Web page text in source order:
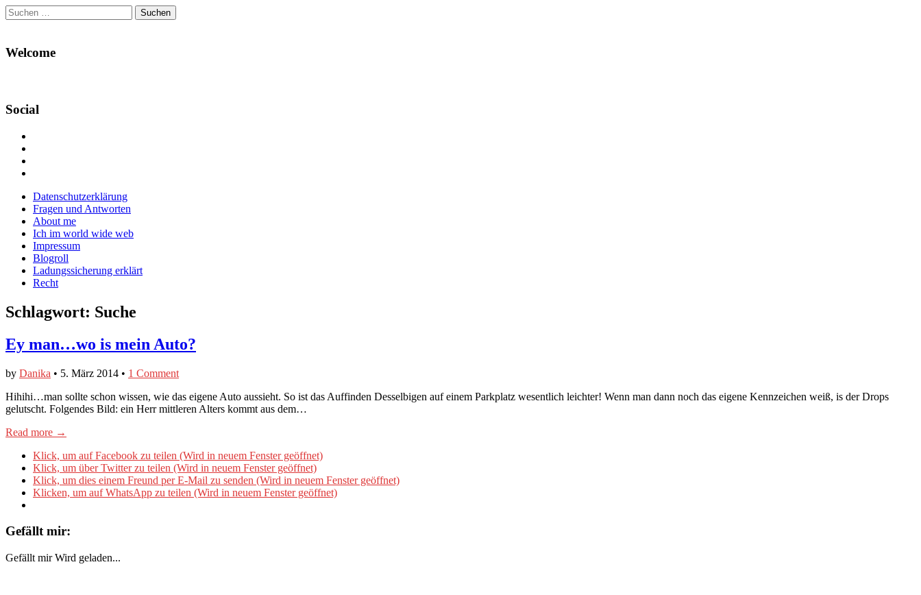
Suchen
nach:
Welcome
Social
Facebook
anzeigen
Twitter
anzeigen
auf
Instagram
anzeigen
Main
menu
Skip
content
Datenschutzerklärung
Fragen und Antworten
About me
Ich im world wide web
Impressum
Blogroll
Ladungssicherung erklärt
Recht
Schlagwort: Suche
Ey man…wo is mein Auto?
by Danika • 5. März 2014 • 1 Comment
Hihihi…man sollte schon wissen, wie das eigene Auto aussieht. So ist das Auffinden Desselbigen auf einem Parkplatz wesentlich leichter! Wenn man dann noch das eigene Kennzeichen weiß, is der Drops
gelutscht. Folgendes Bild: ein Herr mittleren Alters kommt aus dem…
Read more →
Klick, um auf Facebook zu teilen (Wird in neuem Fenster geöffnet)
Klick, um über Twitter zu teilen (Wird in neuem Fenster geöffnet)
Klick, um dies einem Freund per E-Mail zu senden (Wird in neuem Fenster geöffnet)
Klicken, um auf WhatsApp zu teilen (Wird in neuem Fenster geöffnet)
Gefällt mir:
Gefällt mir Wird geladen...